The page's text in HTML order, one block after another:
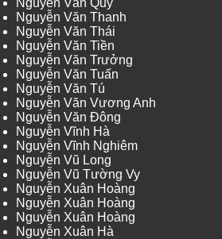
Nguyễn Văn Quý
Nguyễn Văn Thanh
Nguyễn Văn Thái
Nguyễn Văn Tiền
Nguyễn Văn Trưởng
Nguyễn Văn Tuấn
Nguyễn Văn Tú
Nguyễn Văn Vương Anh
Nguyễn Văn Đông
Nguyễn Vĩnh Hà
Nguyễn Vĩnh Nghiêm
Nguyễn Vũ Long
Nguyễn Vũ Tường Vy
Nguyễn Xuân Hoàng
Nguyễn Xuân Hoàng
Nguyễn Xuân Hoàng
Nguyễn Xuân Hà